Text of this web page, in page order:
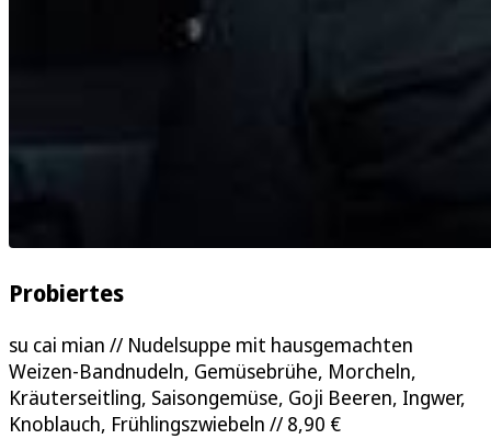
Probiertes
su cai mian // Nudelsuppe mit hausgemachten
Weizen-Bandnudeln, Gemüsebrühe, Morcheln,
Kräuterseitling, Saisongemüse, Goji Beeren, Ingwer,
Knoblauch, Frühlingszwiebeln // 8,90 €